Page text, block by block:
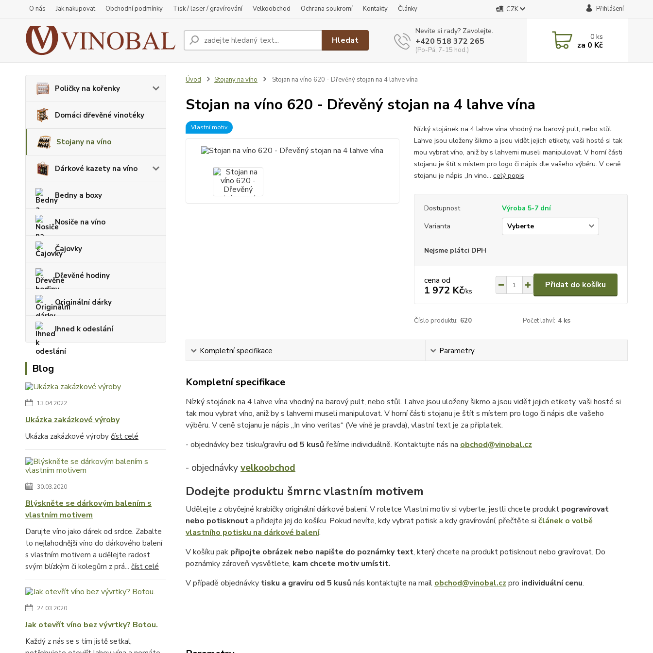
O nás Jak nakupovat Obchodní podmínky Tisk / laser / gravírování Velkoobchod Ochrana soukromí Kontakty Články CZK Přihlášení
Hledat
Nevíte si rady? Zavolejte.
+420 518 372 265
(Po-Pá, 7-15 hod.)
0ks
za 0 Kč
Poličky na kořenky
Domácí dřevěné vinotéky
Stojany na víno
Dárkové kazety na víno
Bedny a boxy
Nosiče na víno
Čajovky
Dřevěné hodiny
Originální dárky
Ihned k odeslání
Blog
13.04.2022
Ukázka zakázkové výroby
Ukázka zakázkové výroby číst celé
30.03.2020
Blýskněte se dárkovým balením s
vlastním motivem
Darujte víno jako dárek od srdce. Zabalte
to nejlahodnější víno do dárkového balení
s vlastním motivem a udělejte radost
svým blízkým či kolegům z prá... číst celé
24.03.2020
Jak otevřít víno bez vývrtky? Botou.
Každý z nás se s tím jistě setkal,
Úvod Stojany na víno Stojan na víno 620 - Dřevěný stojan na 4 lahve vína
Stojan na víno 620 - Dřevěný stojan na 4 lahve vína
Vlastní motiv
Nízký stojánek na 4 lahve vína vhodný na barový pult, nebo stůl.
Lahve jsou uloženy šikmo a jsou vidět jejich etikety, vaši hosté si tak
mou vybrat víno, aniž by s lahvemi museli manipulovat. V horní části
stojanu je štít s místem pro logo či nápis dle vašeho výběru. V ceně
stojanu je nápis „In vino... celý popis
Dostupnost
Výroba 5-7 dní
Varianta
Nejsme plátci DPH
cena od
1 972 Kč/ks
Přidat do košíku
Číslo produktu: 620 Počet lahví: 4 ks
Kompletní specifikace Parametry
Kompletní specifikace
Nízký stojánek na 4 lahve vína vhodný na barový pult, nebo stůl. Lahve jsou uloženy šikmo a jsou vidět jejich etikety, vaši hosté si
tak mou vybrat víno, aniž by s lahvemi museli manipulovat. V horní části stojanu je štít s místem pro logo či nápis dle vašeho
výběru. V ceně stojanu je nápis „In vino veritas“ (Ve víně je pravda), vlastní text je za příplatek.
- objednávky bez tisku/gravíru od 5 kusůřešíme individuálně. Kontaktujte nás na obchod@vinobal.cz
- objednávkyvelkoobchod
Dodejte produktu šmrnc vlastním motivem
Udělejte z obyčejné krabičky originální dárkové balení. V roletce Vlastní motiv si vyberte, jestli chcete produkt pogravírovat
nebo potisknouta přidejte jej do košíku. Pokud nevíte, kdy vybrat potisk a kdy gravírování, přečtěte si článek o volbě
vlastního potisku na dárkové balení.
V košíku pak připojte obrázek nebo napište do poznámky text, který chcete na produkt potisknout nebo gravírovat. Do
poznámky zároveň vysvětlete, kam chcete motiv umístit.
V případě objednávky tisku a gravíru od 5 kusůnás kontaktujte na mail obchod@vinobal.cz pro individuální cenu.